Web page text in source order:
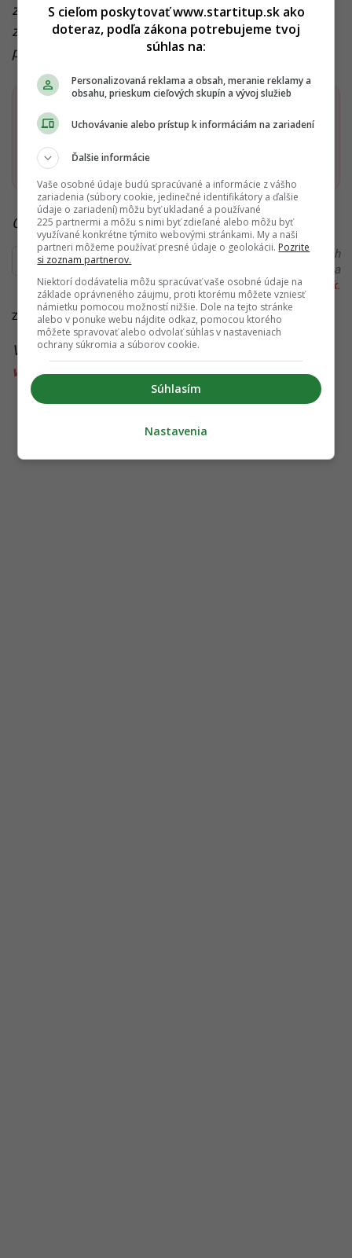
zabezpečenie bývania zamestnancov ich budúceho
závodu. Nielen Volvo, ale napr. aj U.S. Steel už
prejavil záujem o byty pre zamestnancov.“
Dostaň Startitup do svojich Google odporúčaní
Pridať ako preferovaný zdroj
Čítaj viac z kategórie:Politika
Ďakujeme, že čítaš Startitup. V prípade, že máš postreh
alebo si našiel v článku chybu, napíš nám na
redakcia@startitup.sk.
Zdroje: TASR,Košice.sk
Viac k téme:nájomné byty,Róbert Fico
vláda
S cieľom poskytovať www.startitup.sk ako
doteraz, podľa zákona potrebujeme tvoj
súhlas na:
Personalizovaná reklama a obsah, meranie reklamy a
obsahu, prieskum cieľových skupín a vývoj služieb
Uchovávanie alebo prístup k informáciám na zariadení
Ďalšie informácie
Vaše osobné údaje budú spracúvané a informácie z vášho
zariadenia (súbory cookie, jedinečné identifikátory a ďalšie
údaje o zariadení) môžu byť ukladané a používané
225 partnermi a môžu s nimi byť zdieľané alebo môžu byť
využívané konkrétne týmito webovými stránkami. My a naši
partneri môžeme používať presné údaje o geolokácii. Pozrite
si zoznam partnerov.
Niektorí dodávatelia môžu spracúvať vaše osobné údaje na
základe oprávneného záujmu, proti ktorému môžete vzniesť
námietku pomocou možností nižšie. Dole na tejto stránke
alebo v ponuke webu nájdite odkaz, pomocou ktorého
môžete spravovať alebo odvolať súhlas v nastaveniach
ochrany súkromia a súborov cookie.
Súhlasím
Nastavenia